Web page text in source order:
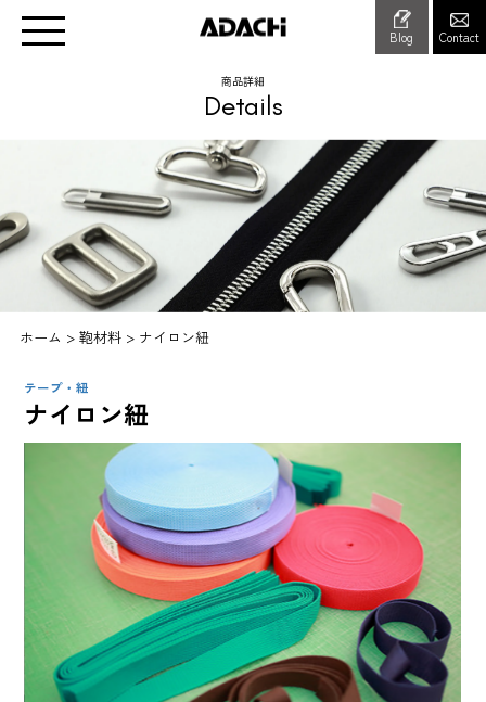
Blog Contact
商品詳細
Details
ホーム > 鞄材料> ナイロン紐
テープ・紐
ナイロン紐